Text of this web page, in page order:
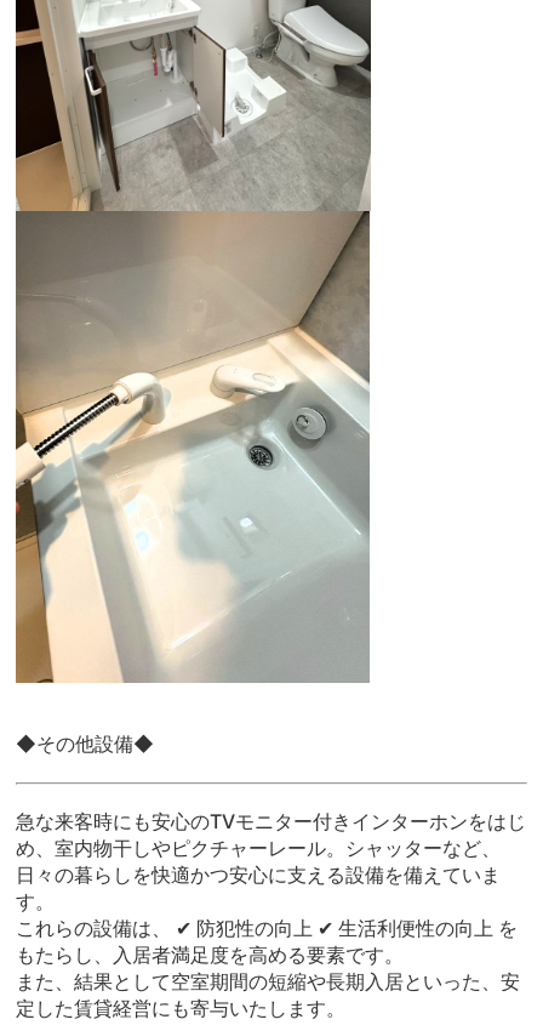
◆その他設備◆
急な来客時にも安心のTVモニター付きインターホンをはじ
め、室内物干しやピクチャーレール。シャッターなど、
日々の暮らしを快適かつ安心に支える設備を備えていま
す。
これらの設備は、 ✔ 防犯性の向上 ✔ 生活利便性の向上 を
もたらし、入居者満足度を高める要素です。
また、結果として空室期間の短縮や長期入居といった、安
定した賃貸経営にも寄与いたします。